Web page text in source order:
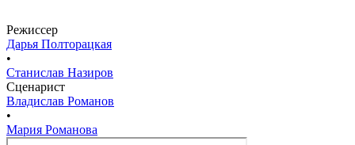
Режиссер
Дарья Полторацкая
•
Станислав Назиров
Сценарист
Владислав Романов
•
Мария Романова